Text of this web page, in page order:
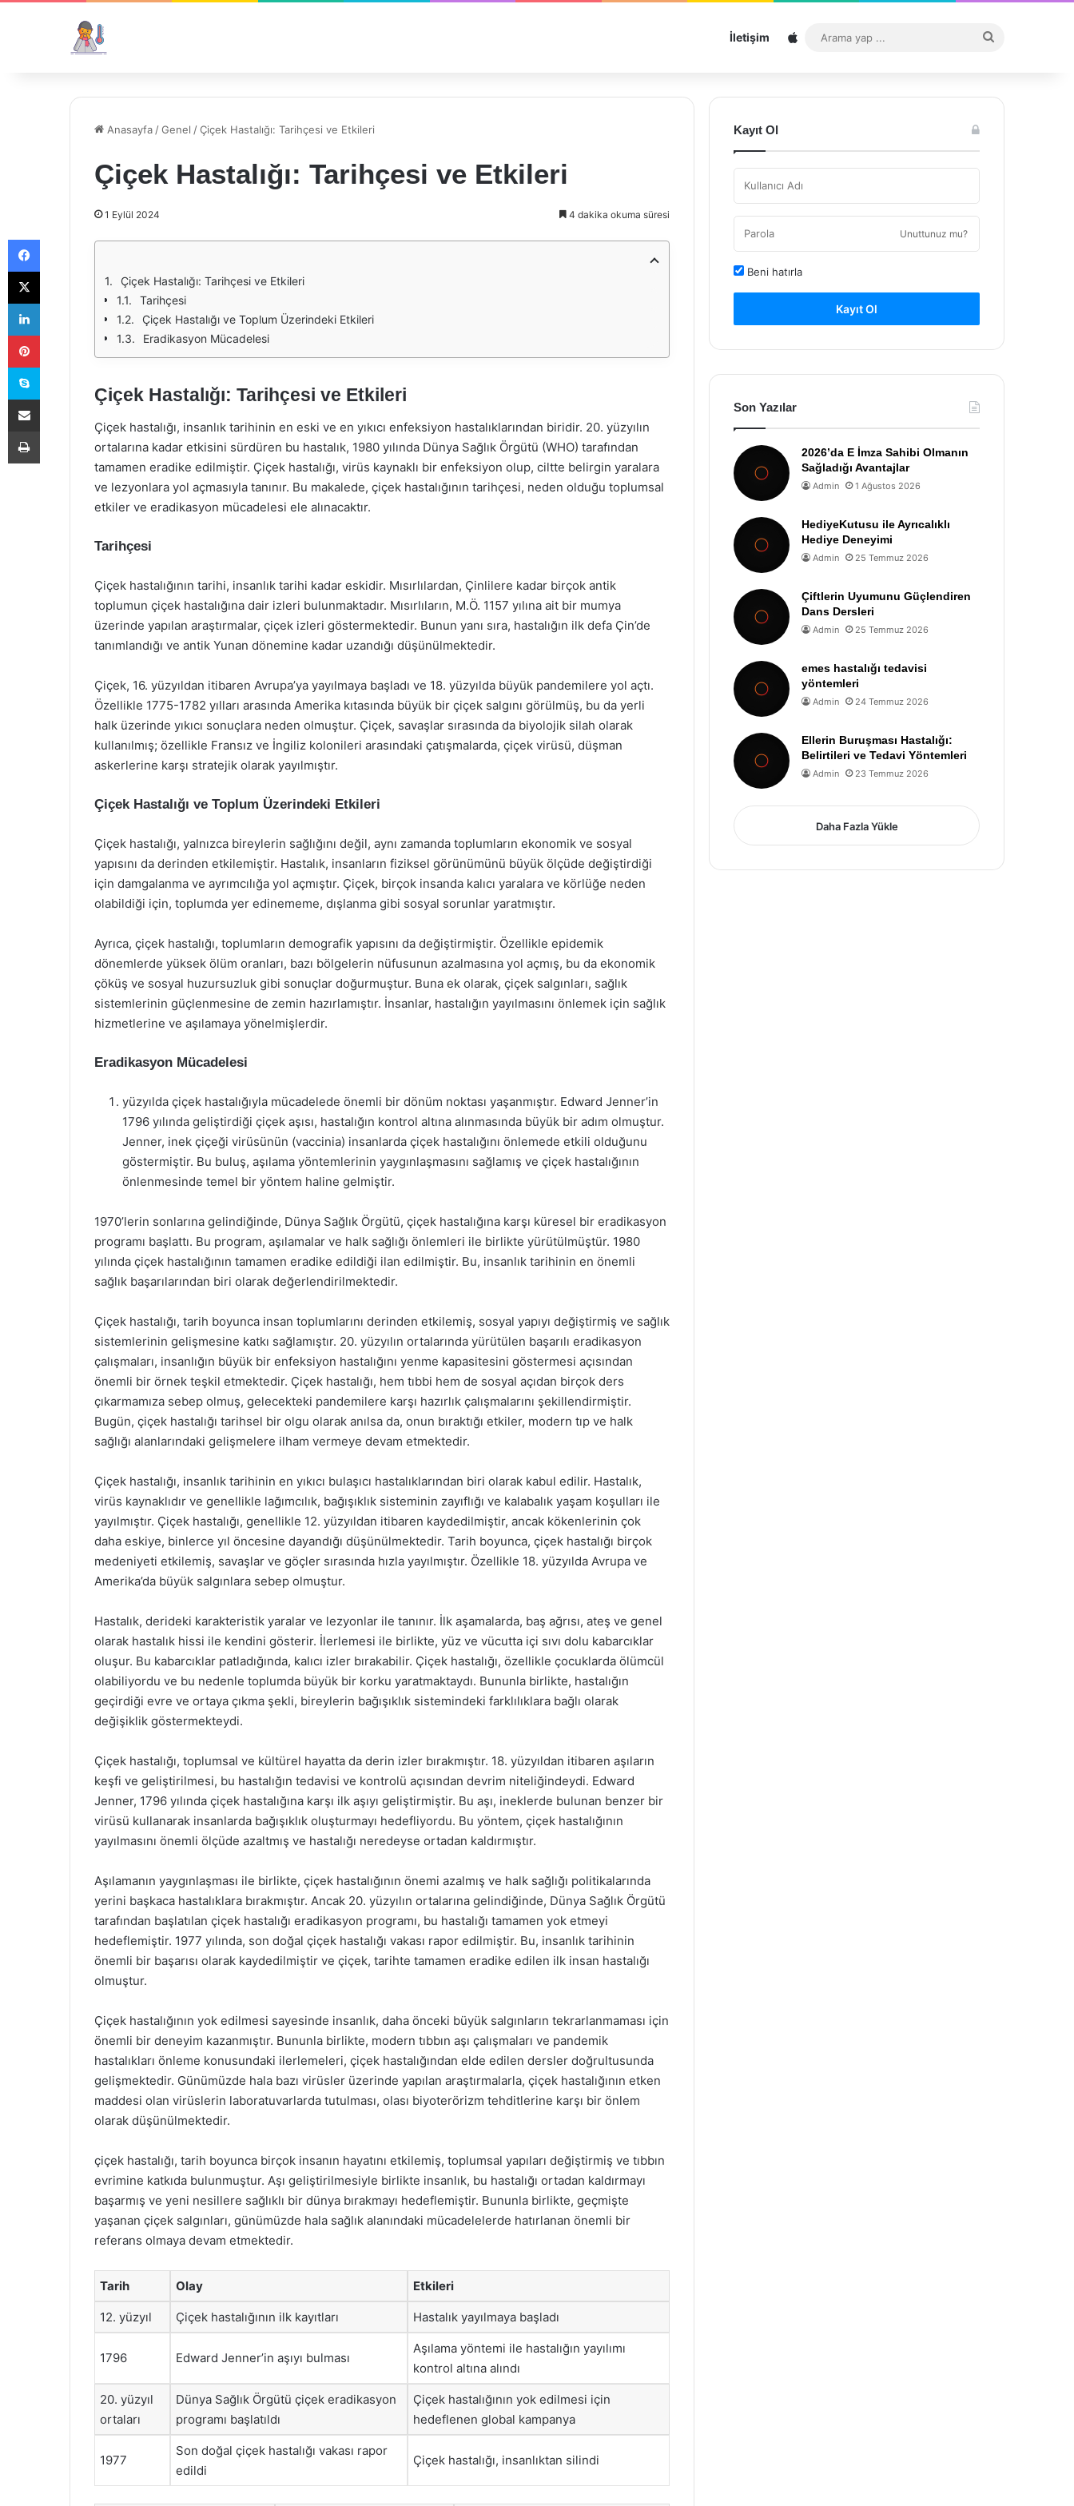
İletişim Sitemap
...
Anasayfa /Genel /Çiçek Hastalığı: Tarihçesi ve Etkileri
Çiçek Hastalığı: Tarihçesi ve Etkileri
1 Eylül 2024 4 dakika okuma süresi
Çiçek Hastalığı: Tarihçesi ve Etkileri
Tarihçesi
Çiçek Hastalığı ve Toplum Üzerindeki Etkileri
Eradikasyon Mücadelesi
Çiçek Hastalığı: Tarihçesi ve Etkileri
Çiçek hastalığı, insanlık tarihinin en eski ve en yıkıcı enfeksiyon hastalıklarından biridir. 20. yüzyılın
ortalarına kadar etkisini sürdüren bu hastalık, 1980 yılında Dünya Sağlık Örgütü (WHO) tarafından
tamamen eradike edilmiştir. Çiçek hastalığı, virüs kaynaklı bir enfeksiyon olup, ciltte belirgin yaralara
ve lezyonlara yol açmasıyla tanınır. Bu makalede, çiçek hastalığının tarihçesi, neden olduğu toplumsal
etkiler ve eradikasyon mücadelesi ele alınacaktır.
Tarihçesi
Çiçek hastalığının tarihi, insanlık tarihi kadar eskidir. Mısırlılardan, Çinlilere kadar birçok antik
toplumun çiçek hastalığına dair izleri bulunmaktadır. Mısırlıların, M.Ö. 1157 yılına ait bir mumya
üzerinde yapılan araştırmalar, çiçek izleri göstermektedir. Bunun yanı sıra, hastalığın ilk defa Çin’de
tanımlandığı ve antik Yunan dönemine kadar uzandığı düşünülmektedir.
Çiçek, 16. yüzyıldan itibaren Avrupa’ya yayılmaya başladı ve 18. yüzyılda büyük pandemilere yol açtı.
Özellikle 1775-1782 yılları arasında Amerika kıtasında büyük bir çiçek salgını görülmüş, bu da yerli
halk üzerinde yıkıcı sonuçlara neden olmuştur. Çiçek, savaşlar sırasında da biyolojik silah olarak
kullanılmış; özellikle Fransız ve İngiliz kolonileri arasındaki çatışmalarda, çiçek virüsü, düşman
askerlerine karşı stratejik olarak yayılmıştır.
Çiçek Hastalığı ve Toplum Üzerindeki Etkileri
Çiçek hastalığı, yalnızca bireylerin sağlığını değil, aynı zamanda toplumların ekonomik ve sosyal
yapısını da derinden etkilemiştir. Hastalık, insanların fiziksel görünümünü büyük ölçüde değiştirdiği
için damgalanma ve ayrımcılığa yol açmıştır. Çiçek, birçok insanda kalıcı yaralara ve körlüğe neden
olabildiği için, toplumda yer edinememe, dışlanma gibi sosyal sorunlar yaratmıştır.
Ayrıca, çiçek hastalığı, toplumların demografik yapısını da değiştirmiştir. Özellikle epidemik
dönemlerde yüksek ölüm oranları, bazı bölgelerin nüfusunun azalmasına yol açmış, bu da ekonomik
çöküş ve sosyal huzursuzluk gibi sonuçlar doğurmuştur. Buna ek olarak, çiçek salgınları, sağlık
sistemlerinin güçlenmesine de zemin hazırlamıştır. İnsanlar, hastalığın yayılmasını önlemek için sağlık
hizmetlerine ve aşılamaya yönelmişlerdir.
Eradikasyon Mücadelesi
yüzyılda çiçek hastalığıyla mücadelede önemli bir dönüm noktası yaşanmıştır. Edward Jenner’in
1796 yılında geliştirdiği çiçek aşısı, hastalığın kontrol altına alınmasında büyük bir adım olmuştur.
Jenner, inek çiçeği virüsünün (vaccinia) insanlarda çiçek hastalığını önlemede etkili olduğunu
göstermiştir. Bu buluş, aşılama yöntemlerinin yaygınlaşmasını sağlamış ve çiçek hastalığının
önlenmesinde temel bir yöntem haline gelmiştir.
1970’lerin sonlarına gelindiğinde, Dünya Sağlık Örgütü, çiçek hastalığına karşı küresel bir eradikasyon
programı başlattı. Bu program, aşılamalar ve halk sağlığı önlemleri ile birlikte yürütülmüştür. 1980
yılında çiçek hastalığının tamamen eradike edildiği ilan edilmiştir. Bu, insanlık tarihinin en önemli
sağlık başarılarından biri olarak değerlendirilmektedir.
Çiçek hastalığı, tarih boyunca insan toplumlarını derinden etkilemiş, sosyal yapıyı değiştirmiş ve sağlık
sistemlerinin gelişmesine katkı sağlamıştır. 20. yüzyılın ortalarında yürütülen başarılı eradikasyon
çalışmaları, insanlığın büyük bir enfeksiyon hastalığını yenme kapasitesini göstermesi açısından
önemli bir örnek teşkil etmektedir. Çiçek hastalığı, hem tıbbi hem de sosyal açıdan birçok ders
çıkarmamıza sebep olmuş, gelecekteki pandemilere karşı hazırlık çalışmalarını şekillendirmiştir.
Bugün, çiçek hastalığı tarihsel bir olgu olarak anılsa da, onun bıraktığı etkiler, modern tıp ve halk
sağlığı alanlarındaki gelişmelere ilham vermeye devam etmektedir.
Çiçek hastalığı, insanlık tarihinin en yıkıcı bulaşıcı hastalıklarından biri olarak kabul edilir. Hastalık,
virüs kaynaklıdır ve genellikle lağımcılık, bağışıklık sisteminin zayıflığı ve kalabalık yaşam koşulları ile
yayılmıştır. Çiçek hastalığı, genellikle 12. yüzyıldan itibaren kaydedilmiştir, ancak kökenlerinin çok
daha eskiye, binlerce yıl öncesine dayandığı düşünülmektedir. Tarih boyunca, çiçek hastalığı birçok
medeniyeti etkilemiş, savaşlar ve göçler sırasında hızla yayılmıştır. Özellikle 18. yüzyılda Avrupa ve
Amerika’da büyük salgınlara sebep olmuştur.
Hastalık, derideki karakteristik yaralar ve lezyonlar ile tanınır. İlk aşamalarda, baş ağrısı, ateş ve genel
olarak hastalık hissi ile kendini gösterir. İlerlemesi ile birlikte, yüz ve vücutta içi sıvı dolu kabarcıklar
oluşur. Bu kabarcıklar patladığında, kalıcı izler bırakabilir. Çiçek hastalığı, özellikle çocuklarda ölümcül
olabiliyordu ve bu nedenle toplumda büyük bir korku yaratmaktaydı. Bununla birlikte, hastalığın
geçirdiği evre ve ortaya çıkma şekli, bireylerin bağışıklık sistemindeki farklılıklara bağlı olarak
değişiklik göstermekteydi.
Çiçek hastalığı, toplumsal ve kültürel hayatta da derin izler bırakmıştır. 18. yüzyıldan itibaren aşıların
keşfi ve geliştirilmesi, bu hastalığın tedavisi ve kontrolü açısından devrim niteliğindeydi. Edward
Jenner, 1796 yılında çiçek hastalığına karşı ilk aşıyı geliştirmiştir. Bu aşı, ineklerde bulunan benzer bir
virüsü kullanarak insanlarda bağışıklık oluşturmayı hedefliyordu. Bu yöntem, çiçek hastalığının
yayılmasını önemli ölçüde azaltmış ve hastalığı neredeyse ortadan kaldırmıştır.
Aşılamanın yaygınlaşması ile birlikte, çiçek hastalığının önemi azalmış ve halk sağlığı politikalarında
yerini başkaca hastalıklara bırakmıştır. Ancak 20. yüzyılın ortalarına gelindiğinde, Dünya Sağlık Örgütü
tarafından başlatılan çiçek hastalığı eradikasyon programı, bu hastalığı tamamen yok etmeyi
hedeflemiştir. 1977 yılında, son doğal çiçek hastalığı vakası rapor edilmiştir. Bu, insanlık tarihinin
önemli bir başarısı olarak kaydedilmiştir ve çiçek, tarihte tamamen eradike edilen ilk insan hastalığı
olmuştur.
Çiçek hastalığının yok edilmesi sayesinde insanlık, daha önceki büyük salgınların tekrarlanmaması için
önemli bir deneyim kazanmıştır. Bununla birlikte, modern tıbbın aşı çalışmaları ve pandemik
hastalıkları önleme konusundaki ilerlemeleri, çiçek hastalığından elde edilen dersler doğrultusunda
gelişmektedir. Günümüzde hala bazı virüsler üzerinde yapılan araştırmalarla, çiçek hastalığının etken
maddesi olan virüslerin laboratuvarlarda tutulması, olası biyoterörizm tehditlerine karşı bir önlem
olarak düşünülmektedir.
çiçek hastalığı, tarih boyunca birçok insanın hayatını etkilemiş, toplumsal yapıları değiştirmiş ve tıbbın
evrimine katkıda bulunmuştur. Aşı geliştirilmesiyle birlikte insanlık, bu hastalığı ortadan kaldırmayı
başarmış ve yeni nesillere sağlıklı bir dünya bırakmayı hedeflemiştir. Bununla birlikte, geçmişte
yaşanan çiçek salgınları, günümüzde hala sağlık alanındaki mücadelelerde hatırlanan önemli bir
referans olmaya devam etmektedir.
Tarih Olay Etkileri
12. yüzyıl Çiçek hastalığının ilk kayıtları Hastalık yayılmaya başladı
1796 Edward Jenner’in aşıyı bulması
Aşılama yöntemi ile hastalığın yayılımı
kontrol altına alındı
20. yüzyıl
ortaları
Dünya Sağlık Örgütü çiçek eradikasyon
programı başlatıldı
Çiçek hastalığının yok edilmesi için
hedeflenen global kampanya
1977
Son doğal çiçek hastalığı vakası rapor
edildi
Çiçek hastalığı, insanlıktan silindi
Kayıt Ol
Unuttunuz mu?
Beni hatırla
Kayıt Ol
Son Yazılar
2026’da E İmza Sahibi Olmanın
Sağladığı Avantajlar
Admin 1 Ağustos 2026
HediyeKutusu ile Ayrıcalıklı
Hediye Deneyimi
Admin 25 Temmuz 2026
Çiftlerin Uyumunu Güçlendiren
Dans Dersleri
Admin 25 Temmuz 2026
emes hastalığı tedavisi
yöntemleri
Admin 24 Temmuz 2026
Ellerin Buruşması Hastalığı:
Belirtileri ve Tedavi Yöntemleri
Admin 23 Temmuz 2026
Daha Fazla Yükle
Facebook
X
LinkedIn
Pinterest
Skype
E-Posta ile paylaş